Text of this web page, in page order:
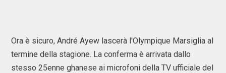
Ora è sicuro, André Ayew lascerà l'Olympique Marsiglia al
termine della stagione. La conferma è arrivata dallo
stesso 25enne ghanese ai microfoni della TV ufficiale del